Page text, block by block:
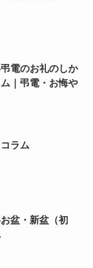
電のお礼のしか
｜弔電・お悔や
ラム
盆・新盆（初